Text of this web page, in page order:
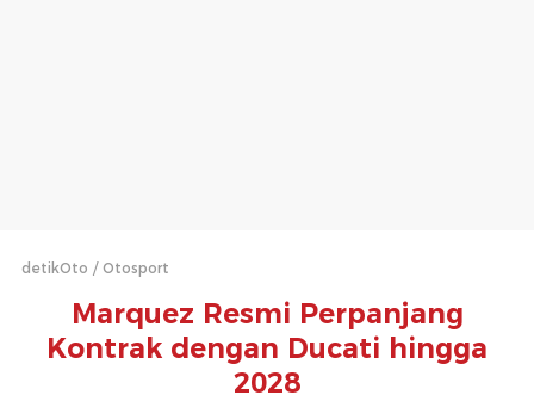
detikOto Otosport
Marquez Resmi Perpanjang
Kontrak dengan Ducati hingga
2028